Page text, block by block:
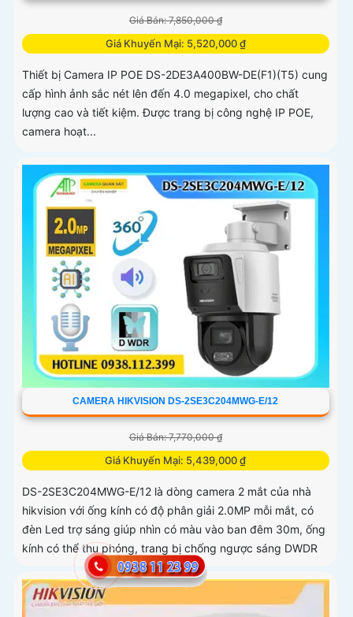
Giá Bán: 7,850,000 ₫
Giá Khuyến Mại: 5,520,000 ₫
Thiết bị Camera IP POE DS-2DE3A400BW-DE(F1)(T5) cung
cấp hình ảnh sắc nét lên đến 4.0 megapixel, cho chất
lượng cao và tiết kiệm. Được trang bị công nghệ IP POE,
camera hoạt...
CAMERA HIKVISION DS-2SE3C204MWG-E/12
Giá Bán: 7,770,000 ₫
Giá Khuyến Mại: 5,439,000 ₫
DS-2SE3C204MWG-E/12 là dòng camera 2 mắt của nhà
hikvision với ống kính có độ phân giải 2.0MP mỗi mắt, có
đèn Led trợ sáng giúp nhìn có màu vào ban đêm 30m, ống
kính có thể thu phóng, trang bị chống ngược sáng DWDR